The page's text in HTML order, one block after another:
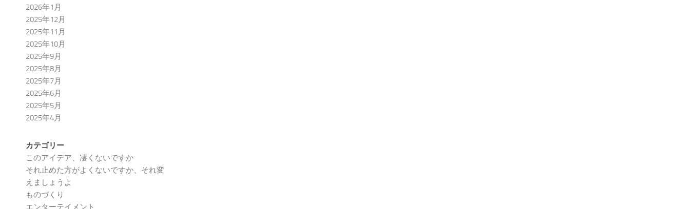
2026年1月
2025年12月
2025年11月
2025年10月
2025年9月
2025年8月
2025年7月
2025年6月
2025年5月
2025年4月
カテゴリー
このアイデア、凄くないですか
それ止めた方がよくないですか、それ変
えましょうよ
ものづくり
エンターテイメント